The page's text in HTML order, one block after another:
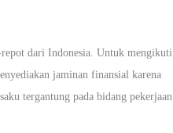
dari Indonesia. Untuk mengikuti
jaminan finansial karena
tergantung pada bidang pekerjaan